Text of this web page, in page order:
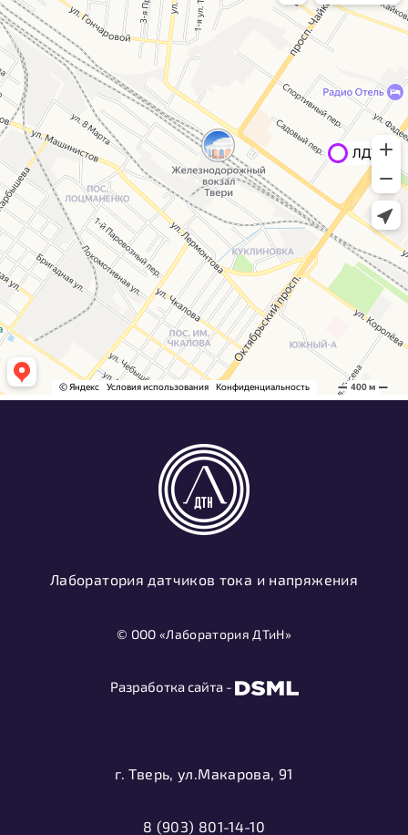
Лаборатория датчиков тока и напряжения
© ООО «Лаборатория ДТиН»
Разработка сайта -
г. Тверь, ул.Макарова, 91
8 (903) 801-14-10